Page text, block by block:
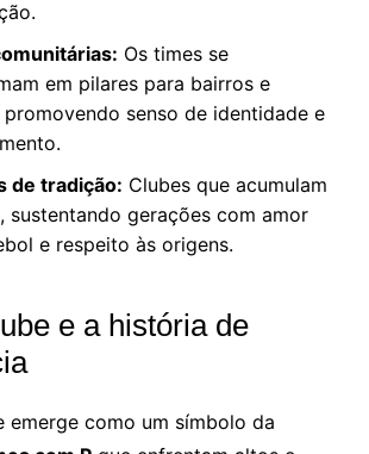
Os times se
em pilares para bairros e
promovendo senso de identidade e
de tradição: Clubes que acumulam
sustentando gerações com amor
e respeito às origens.
e a história de
emerge como um símbolo da